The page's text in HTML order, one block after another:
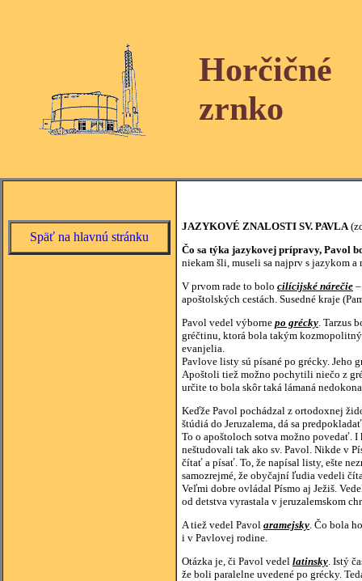
Horčičné
zrnko
Späť na hlavnú stránku
JAZYKOVÉ ZNALOSTI SV. PAVLA
Čo sa týka jazykovej prípravy, Pavol
niekam šli, museli sa najprv s jazykom a
V prvom rade to bolo cilícijské nárečie
apoštolských cestách. Susedné kraje
Pavol vedel výborne po grécky. Tarzus
gréčtinu, ktorá bola takým
evanjelia.
Pavlove listy sú písané po grécky. Jeho
Apoštoli tiež možno pochytili niečo z
určite to bola skôr taká lámaná
Keďže Pavol pochádzal z ortodoxnej
štúdiá do Jeruzalema, dá sa
To o apoštoloch sotva možno povedať.
neštudovali tak ako sv. Pavol. Nikde v
čítať a písať. To, že napísal listy, ešte
samozrejmé, že obyčajní ľudia vedeli
Veľmi dobre ovládal Písmo aj Ježiš.
od detstva vyrastala v jeruzalemskom
A tiež vedel Pavol aramejsky. Čo bola
i v Pavlovej rodine.
Otázka je, či Pavol vedel latinsky. Istý
že boli paralelne uvedené po grécky.